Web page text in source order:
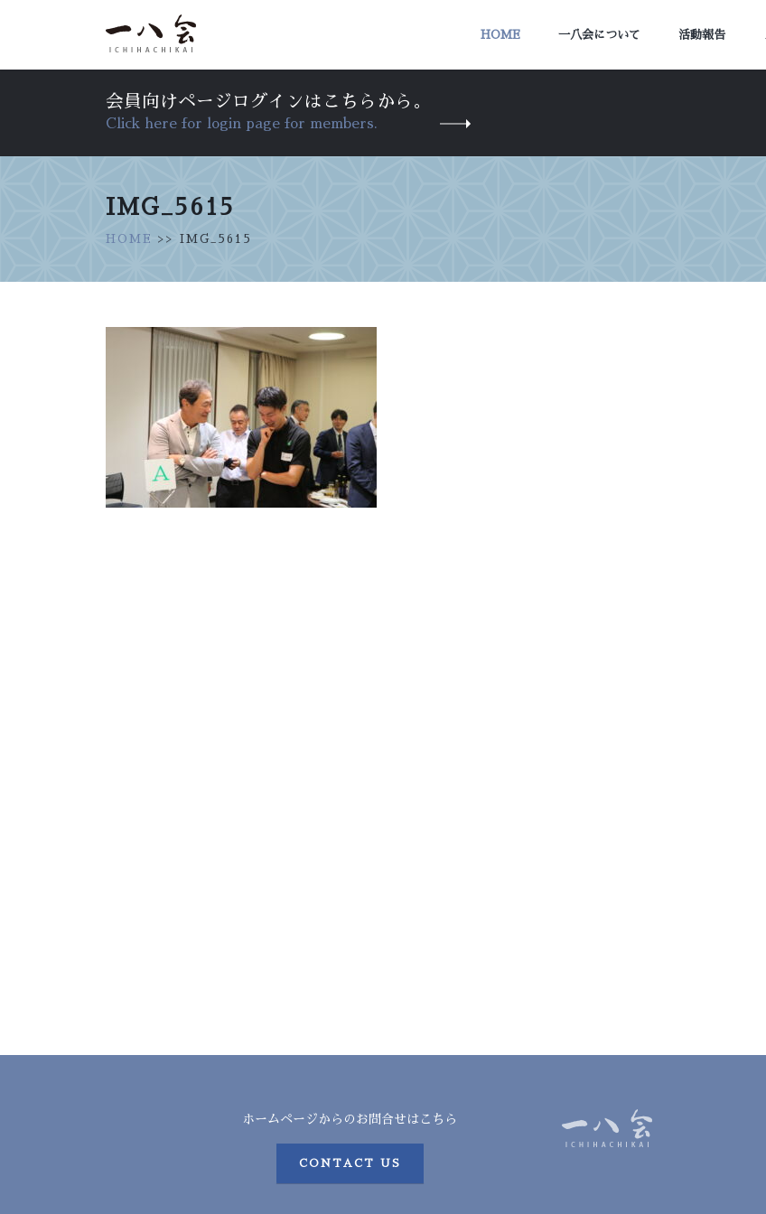
HOME 一八会について 活動報告
会員向けページログインはこちらから。
Click here for login page for members.
IMG_5615
HOME >> IMG_5615
ホームページからのお問合せはこちら
CONTACT US